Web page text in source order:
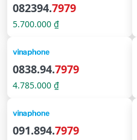
082394.7979
5.700.000 ₫
0838.94.7979
4.785.000 ₫
091.894.7979